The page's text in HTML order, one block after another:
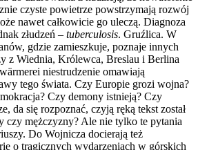
czyste powietrze powstrzymają rozwój
nawet całkowicie go uleczą. Diagnoza
złudzeń – tuberculosis. Gruźlica. W
gdzie zamieszkuje, poznaje innych
z Wiednia, Królewca, Breslau i Berlina
niestrudzenie omawiają
tego świata. Czy Europie grozi wojna?
Czy demony istnieją? Czy
da się rozpoznać, czyją ręką tekst został
czy mężczyzny? Ale nie tylko te pytania
Do Wojnicza docierają też
o tragicznych wydarzeniach w górskich